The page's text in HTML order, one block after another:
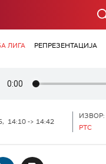
ЛИГА РЕПРЕЗЕНТАЦИЈА
14:10 -> 14:42
ИЗВОР:
РТС